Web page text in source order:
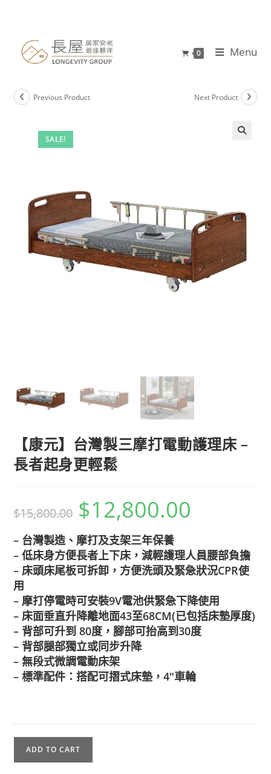
0 Menu
SALE!
Previous Product Next Product
【康元】台灣製三摩打電動護理床 –
長者起身更輕鬆
$15,800.00 $12,800.00
– 台灣製造、摩打及支架三年保養
– 低床身方便長者上下床，減輕護理人員腰部負擔
– 床頭床尾板可拆卸，方便洗頭及緊急狀況CPR使
用
– 摩打停電時可安裝9V電池供緊急下降使用
– 床面垂直升降離地面43至68CM(已包括床墊厚度)
– 背部可升到 80度，腳部可抬高到30度
– 背部腿部獨立或同步升降
– 無段式微調電動床架
– 標準配件：搭配可摺式床墊，4″車輪
ADD TO CART